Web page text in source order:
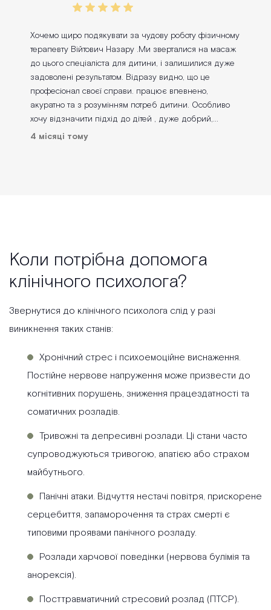
гастроенторологіі! Мій улюблений теплий гінеколог -
Цупер Юлія! Яка завжди така дбайлива і робить
візит, давайте відверто, не самий улюблений для
жінки - комфортним! Дякую за те що ви є!
Хочемо щиро подякувати за чудову роботу фізичному
терапевту Війтович Назару .Ми зверталися на масаж
до цього спеціаліста для дитини, і залишилися дуже
задоволені результатом. Відразу видно, що це
професіонал своєї справи. працює впевнено,
акуратно та з розумінням потреб дитини. Особливо
хочу відзначити підхід до дітей , дуже добрий,
уважний і терплячий. Наш малий почувався
4 місяці тому
Коли потрібна допомога
клінічного психолога?
Звернутися до клінічного психолога слід у разі
виникнення таких станів:
Хронічний стрес і психоемоційне виснаження.
Постійне нервове напруження може призвести до
когнітивних порушень, зниження працездатності та
соматичних розладів.
Тривожні та депресивні розлади. Ці стани часто
супроводжуються тривогою, апатією або страхом
майбутнього.
Панічні атаки. Відчуття нестачі повітря, прискорене
серцебиття, запаморочення та страх смерті є
типовими проявами панічного розладу.
Розлади харчової поведінки (нервова булімія та
анорексія).
Посттравматичний стресовий розлад (ПТСР).